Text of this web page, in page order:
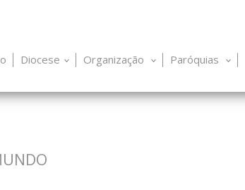
Diocese Organização Paróquias